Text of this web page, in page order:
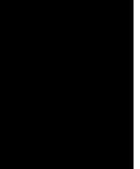
ะบริการงานสกรีนเสื้อ
โรงงานสกรีนเสื้อยืดที่
วัง